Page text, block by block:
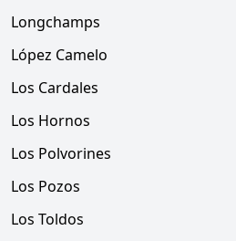
Longchamps
López Camelo
Los Cardales
Los Hornos
Los Polvorines
Los Pozos
Los Toldos